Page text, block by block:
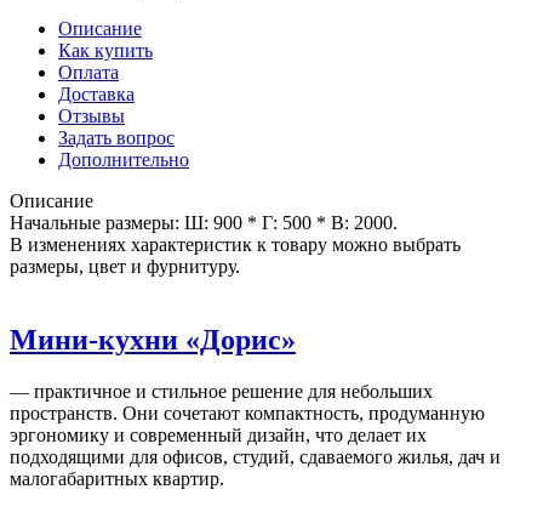
Описание
Как купить
Оплата
Доставка
Отзывы
Задать вопрос
Дополнительно
Описание
Начальные размеры: Ш: 900 * Г: 500 * В: 2000.
В изменениях характеристик к товару можно выбрать
размеры, цвет и фурнитуру.
Мини-кухни «Дорис»
— практичное и стильное решение для небольших
пространств. Они сочетают компактность, продуманную
эргономику и современный дизайн, что делает их
подходящими для офисов, студий, сдаваемого жилья, дач и
малогабаритных квартир.